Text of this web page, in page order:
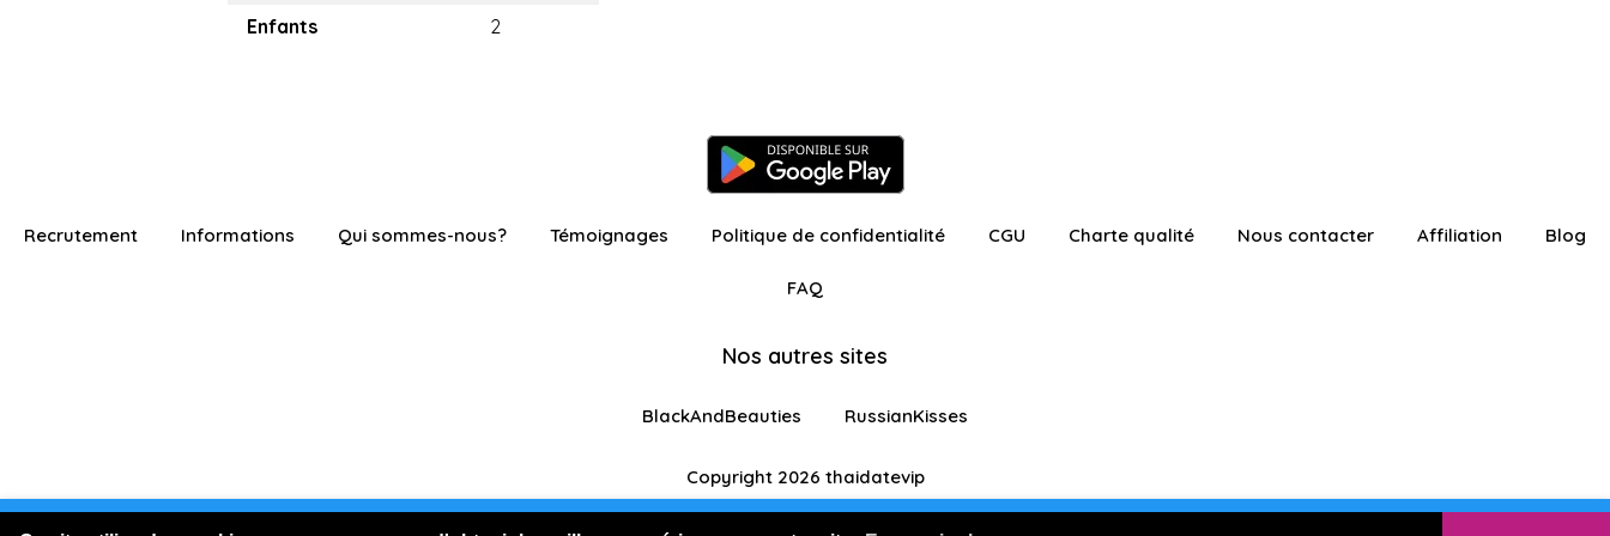
Enfants 2
Recrutement Informations Qui sommes-nous? Témoignages Politique de confidentialité CGU Charte qualité Nous contacter Affiliation Blog
FAQ
Nos autres sites
BlackAndBeauties RussianKisses
Copyright 2026 thaidatevip